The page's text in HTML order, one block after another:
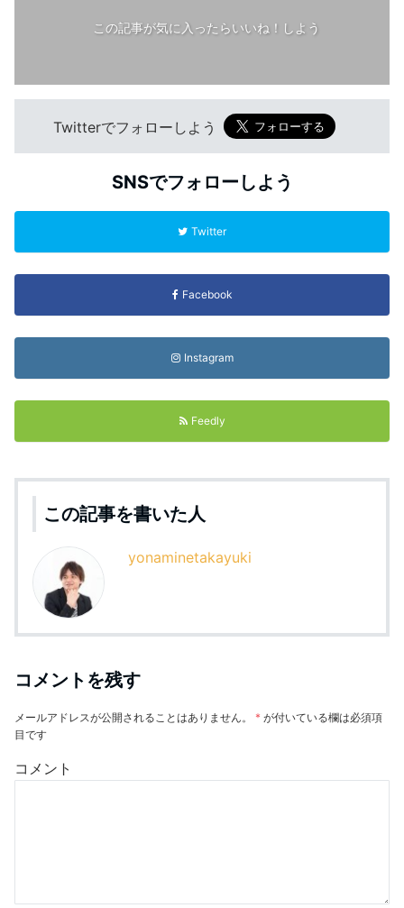
この記事が気に入ったらいいね！しよう
Twitterでフォローしよう
SNSでフォローしよう
Twitter
Facebook
Instagram
Feedly
この記事を書いた人
yonaminetakayuki
コメントを残す
メールアドレスが公開されることはありません。 * が付いている欄は必須項
目です
コメント